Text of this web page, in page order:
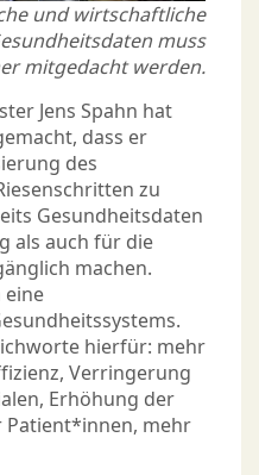
und wirtschaftliche
muss
mitgedacht werden.
Jens Spahn hat
dass er
des
zu
Gesundheitsdaten
als auch für die
machen.
eine
hierfür: mehr
Verringerung
Erhöhung der
mehr